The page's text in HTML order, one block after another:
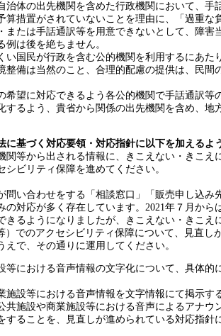
体の出先機関を含めた行政機関において、手
算措置がされていないことを理由に、「過重な
または手話通訳等を用意できないとして、障害
は後を絶ちません。
国民が行政を含む公的機関を利用するにあた
整備は当然のこと、合理的配慮の提供は、民間
望に対応できるよう各公的機関で手話通訳等
するよう、貴省から関係の出先機関を含め、地
に基づく対応要領・対応指針に以下を加えるよ
関等から出される情報に、きこえない・きこえ
シビリティ保障を進めてください。
い合わせをする「相談窓口」「販売申し込み
の対応が多く存在しています。2021年７月から
きるようになりましたが、きこえない・きこえ
）でのアクセシビリティ保障について、見直し
で、その通りに運用してください。
等における音声情報の文字化について、具体的
設等における音声情報を文字情報にて掲示す
共施設や商業施設等における音声によるアナウ
することを、見直しが進められている対応指針